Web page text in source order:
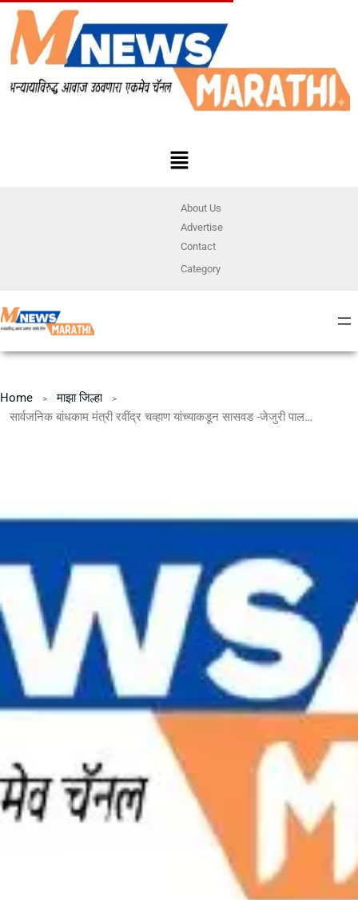
About Us
Advertise
Contact
Category
Home
माझा जिल्हा
सार्वजनिक बांधकाम मंत्री रवींद्र चव्हाण यांच्याकडून सासवड -जेजुरी पालखी मार्गाची पाहणी